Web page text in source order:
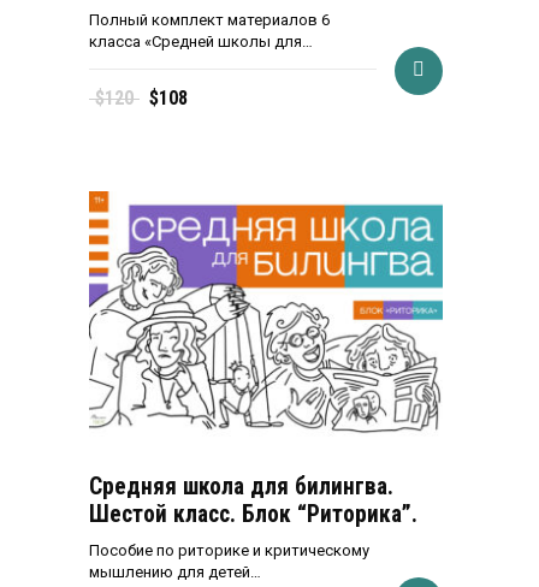
Полный комплект материалов 6
класса «Средней школы для…
$120
Первоначальная
$108Текущая
Средняя школа для билингва.
Шестой класс. Блок “Риторика”.
Пособие по риторике и критическому
мышлению для детей…